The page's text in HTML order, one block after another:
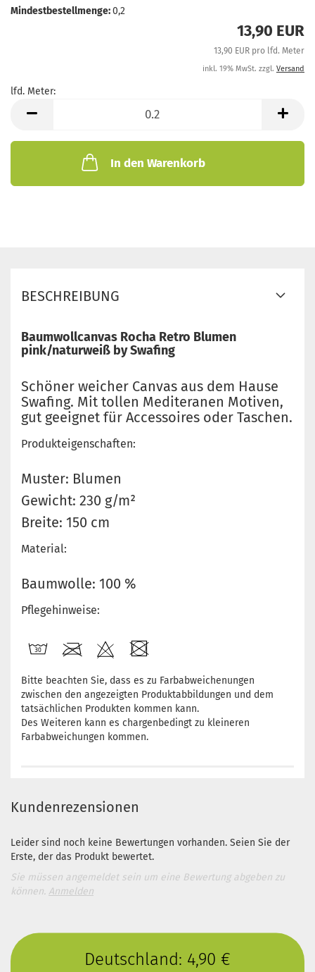
Mindestbestellmenge:0,2
13,90 EUR
13,90 EUR pro lfd. Meter
inkl. 19% MwSt. zzgl. Versand
lfd. Meter:
Meter
In den Warenkorb
BESCHREIBUNG
Baumwollcanvas Rocha Retro Blumen
pink/naturweiß by Swafing
Schöner weicher Canvas aus dem Hause
Swafing. Mit tollen Mediteranen Motiven,
gut geeignet für Accessoires oder Taschen.
Produkteigenschaften:
Muster: Blumen
Gewicht: 230 g/m²
Breite: 150 cm
Material:
Baumwolle: 100 %
Pflegehinweise:
Bitte beachten Sie, dass es zu Farbabweichenungen
zwischen den angezeigten Produktabbildungen und dem
tatsächlichen Produkten kommen kann.
Des Weiteren kann es chargenbedingt zu kleineren
Farbabweichungen kommen.
Kundenrezensionen
Leider sind noch keine Bewertungen vorhanden. Seien Sie der
Erste, der das Produkt bewertet.
Sie müssen angemeldet sein um eine Bewertung abgeben zu
können. Anmelden
Deutschland: 4,90 €